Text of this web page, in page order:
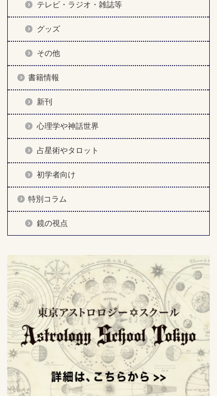
テレビ・ラジオ・雑誌等
グッズ
その他
書籍情報
新刊
心理学や神話世界
占星術やタロット
初学者向け
特別コラム
鏡の視点